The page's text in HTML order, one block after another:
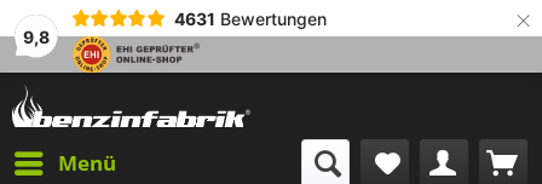
9,8
4631 Bewertungen ×
Menü